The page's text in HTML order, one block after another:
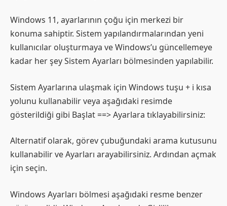
Windows 11, ayarlarının çoğu için merkezi bir
konuma sahiptir. Sistem yapılandırmalarından yeni
kullanıcılar oluşturmaya ve Windows’u güncellemeye
kadar her şey Sistem Ayarları bölmesinden yapılabilir.
Sistem Ayarlarına ulaşmak için Windows tuşu + i kısa
yolunu kullanabilir veya aşağıdaki resimde
gösterildiği gibi Başlat ==> Ayarlara tıklayabilirsiniz:
Alternatif olarak, görev çubuğundaki arama kutusunu
kullanabilir ve Ayarları arayabilirsiniz. Ardından açmak
için seçin.
Windows Ayarları bölmesi aşağıdaki resme benzer